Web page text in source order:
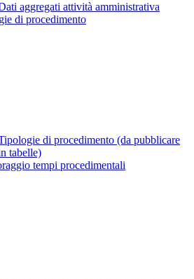
aggregati attività amministrativa
di procedimento
di procedimento (da pubblicare
tabelle)
tempi procedimentali